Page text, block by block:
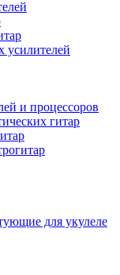
усилителей
и процессоров
гитар
для укулеле